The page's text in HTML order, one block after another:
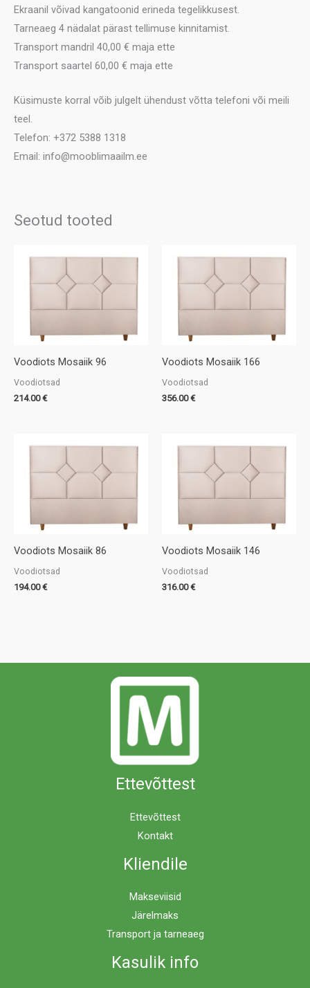
Ekraanil võivad kangatoonid erineda tegelikkusest.
Tarneaeg 4 nädalat pärast tellimuse kinnitamist.
Transport mandril 40,00 € maja ette
Transport saartel 60,00 € maja ette
Küsimuste korral võib julgelt ühendust võtta telefoni või meili
teel.
Telefon: +372 5388 1318
Email: info@mooblimaailm.ee
Seotud tooted
Voodiots Mosaiik 96
Voodiotsad
214.00€
Voodiots Mosaiik 166
Voodiotsad
356.00€
Voodiots Mosaiik 86
Voodiotsad
194.00€
Voodiots Mosaiik 146
Voodiotsad
316.00€
Ettevõttest
Ettevõttest
Kontakt
Kliendile
Makseviisid
Järelmaks
Transport ja tarneaeg
Kasulik info